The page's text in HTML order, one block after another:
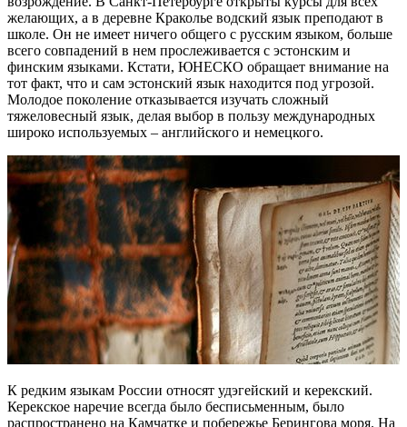
желающих, а в деревне Краколье водский язык преподают в
школе. Он не имеет ничего общего с русским языком, больше
всего совпадений в нем прослеживается с эстонским и
финским языками. Кстати, ЮНЕСКО обращает внимание на
тот факт, что и сам эстонский язык находится под угрозой.
Молодое поколение отказывается изучать сложный
тяжеловесный язык, делая выбор в пользу международных
широко используемых – английского и немецкого.
К редким языкам России относят удэгейский и керекский.
Керекское наречие всегда было бесписьменным, было
распространено на Камчатке и побережье Берингова моря. На